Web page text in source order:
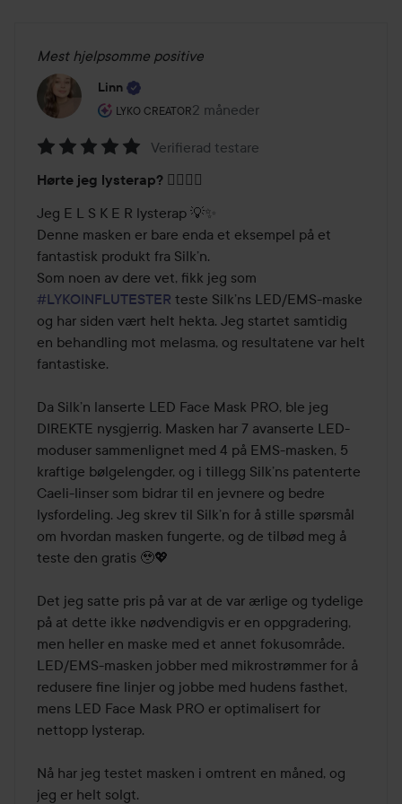
lys for økt effektivitet og raskere resultater, noe som
overgår tradisjonelle LED-masker.
• Patenterte linseteknologi: Hver LED er utstyrt med en
Caeli-linse som gir mer fokusert lys og forbedret, jevnere
lysfordeling for bedre behandlingsresultater.
Mest hjelpsomme positive
Linn
LYKO CREATOR
Brukerens rolle: Lyko Creator.
2 måneder
Innlegget ble opprettet 2
5
av
5
Verifierad testare
Hørte jeg lysterap? 👂🏻📣😍
Jeg E L S K E R lysterap 💡✨
Denne masken er bare enda et eksempel på et
fantastisk produkt fra Silk’n.
#LYKOINFLUTESTER teste Silk’ns LED/EMS-maske
og har siden vært helt hekta. Jeg startet samtidig
en behandling mot melasma, og resultatene var helt
fantastiske.
Da Silk’n lanserte LED Face Mask PRO, ble jeg
DIREKTE nysgjerrig. Masken har 7 avanserte LED-
moduser sammenlignet med 4 på EMS-masken, 5
kraftige bølgelengder, og i tillegg Silk’ns patenterte
Caeli-linser som bidrar til en jevnere og bedre
lysfordeling. Jeg skrev til Silk’n for å stille spørsmål
om hvordan masken fungerte, og de tilbød meg å
teste den gratis 🥹💖
Det jeg satte pris på var at de var ærlige og tydelige
på at dette ikke nødvendigvis er en oppgradering,
men heller en maske med et annet fokusområde.
LED/EMS-masken jobber med mikrostrømmer for å
redusere fine linjer og jobbe med hudens fasthet,
mens LED Face Mask PRO er optimalisert for
nettopp lysterap.
Nå har jeg testet masken i omtrent en måned, og
jeg er helt solgt.